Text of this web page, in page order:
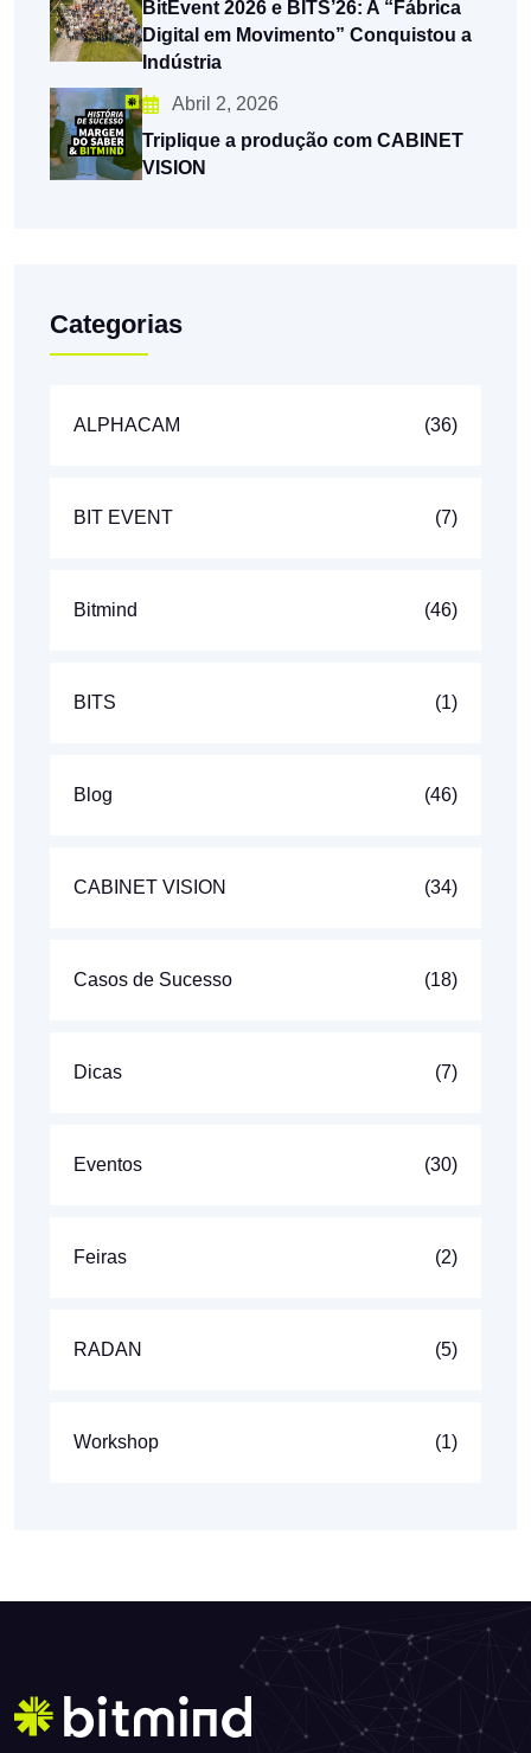
BitEvent 2026 e BITS’26: A “Fábrica
Digital em Movimento” Conquistou a
Indústria
Abril 2, 2026
Triplique a produção com CABINET
VISION
Categorias
ALPHACAM (36)
BIT EVENT (7)
Bitmind (46)
BITS (1)
Blog (46)
CABINET VISION (34)
Casos de Sucesso (18)
Dicas (7)
Eventos (30)
Feiras (2)
RADAN (5)
Workshop (1)